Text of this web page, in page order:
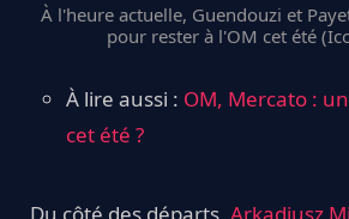
À l'heure actuelle, Guendouzi et
pour rester à l'OM cet été
À lire aussi : OM, Mercato :
cet été ?